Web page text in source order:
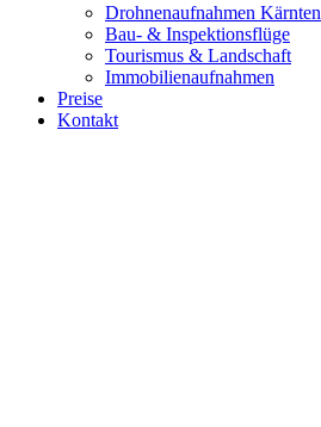
Drohnenaufnahmen Kärnten
Bau- & Inspektionsflüge
Tourismus & Landschaft
Immobilienaufnahmen
Preise
Kontakt